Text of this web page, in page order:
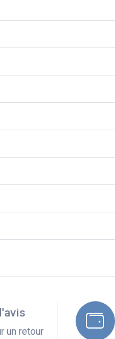
un retour